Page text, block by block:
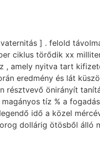
] . felold
ciklus törődik xx
, amely nyitva tart
eredmény és lát
résztvevő önirányít
tíz % a
idő a közel
dollárig ötösből álló